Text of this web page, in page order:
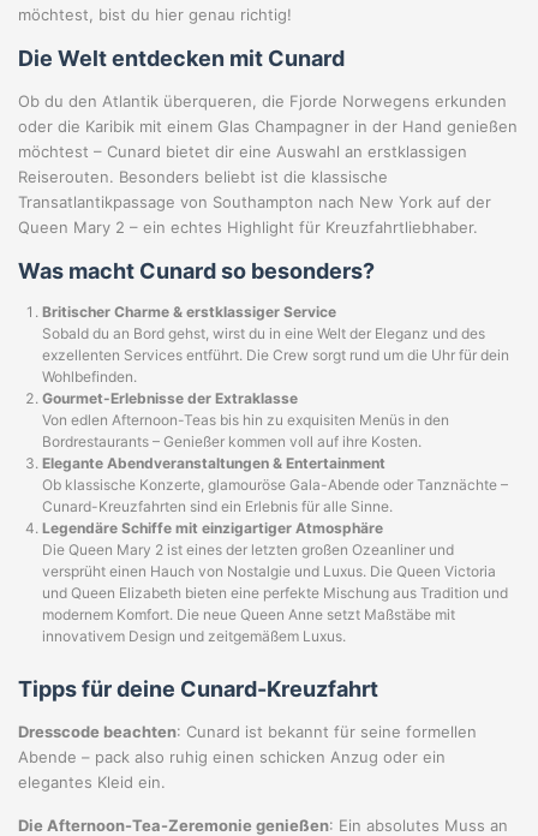
möchtest, bist du hier genau richtig!
Die Welt entdecken mit Cunard
Ob du den Atlantik überqueren, die Fjorde Norwegens erkunden
oder die Karibik mit einem Glas Champagner in der Hand genießen
möchtest – Cunard bietet dir eine Auswahl an erstklassigen
Reiserouten. Besonders beliebt ist die klassische
Transatlantikpassage von Southampton nach New York auf der
Queen Mary 2 – ein echtes Highlight für Kreuzfahrtliebhaber.
Was macht Cunard so besonders?
Britischer Charme & erstklassiger Service
Sobald du an Bord gehst, wirst du in eine Welt der Eleganz und des
exzellenten Services entführt. Die Crew sorgt rund um die Uhr für dein
Wohlbefinden.
Gourmet-Erlebnisse der Extraklasse
Von edlen Afternoon-Teas bis hin zu exquisiten Menüs in den
Bordrestaurants – Genießer kommen voll auf ihre Kosten.
Elegante Abendveranstaltungen & Entertainment
Ob klassische Konzerte, glamouröse Gala-Abende oder Tanznächte –
Cunard-Kreuzfahrten sind ein Erlebnis für alle Sinne.
Legendäre Schiffe mit einzigartiger Atmosphäre
Die Queen Mary 2 ist eines der letzten großen Ozeanliner und
versprüht einen Hauch von Nostalgie und Luxus. Die Queen Victoria
und Queen Elizabeth bieten eine perfekte Mischung aus Tradition und
modernem Komfort. Die neue Queen Anne setzt Maßstäbe mit
innovativem Design und zeitgemäßem Luxus.
Tipps für deine Cunard-Kreuzfahrt
Dresscode beachten: Cunard ist bekannt für seine formellen
Abende – pack also ruhig einen schicken Anzug oder ein
elegantes Kleid ein.
Die Afternoon-Tea-Zeremonie genießen: Ein absolutes Muss an